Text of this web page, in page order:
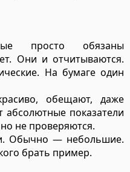
просто обязаны
Они и отчитываются.
На бумаге один
обещают, даже
абсолютные показатели
не проверяются.
Обычно — небольшие.
брать пример.